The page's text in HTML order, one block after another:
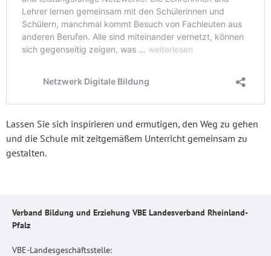
Lassen Sie sich inspirieren und ermutigen, den Weg zu gehen
und die Schule mit zeitgemäßem Unterricht gemeinsam zu
gestalten.
Verband Bildung und Erziehung VBE Landesverband Rheinland-
Pfalz
VBE-Landesgeschäftsstelle: